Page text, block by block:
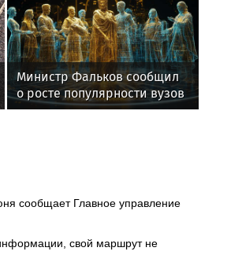
Министр Фальков сообщил
о росте популярности вузов
в регионах России
сообщает Главное управление
свой маршрут не